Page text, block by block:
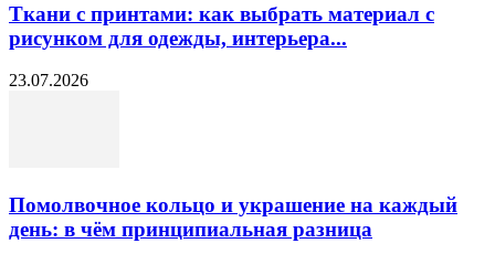
Ткани с принтами: как выбрать материал с
рисунком для одежды, интерьера...
23.07.2026
Помолвочное кольцо и украшение на каждый
день: в чём принципиальная разница